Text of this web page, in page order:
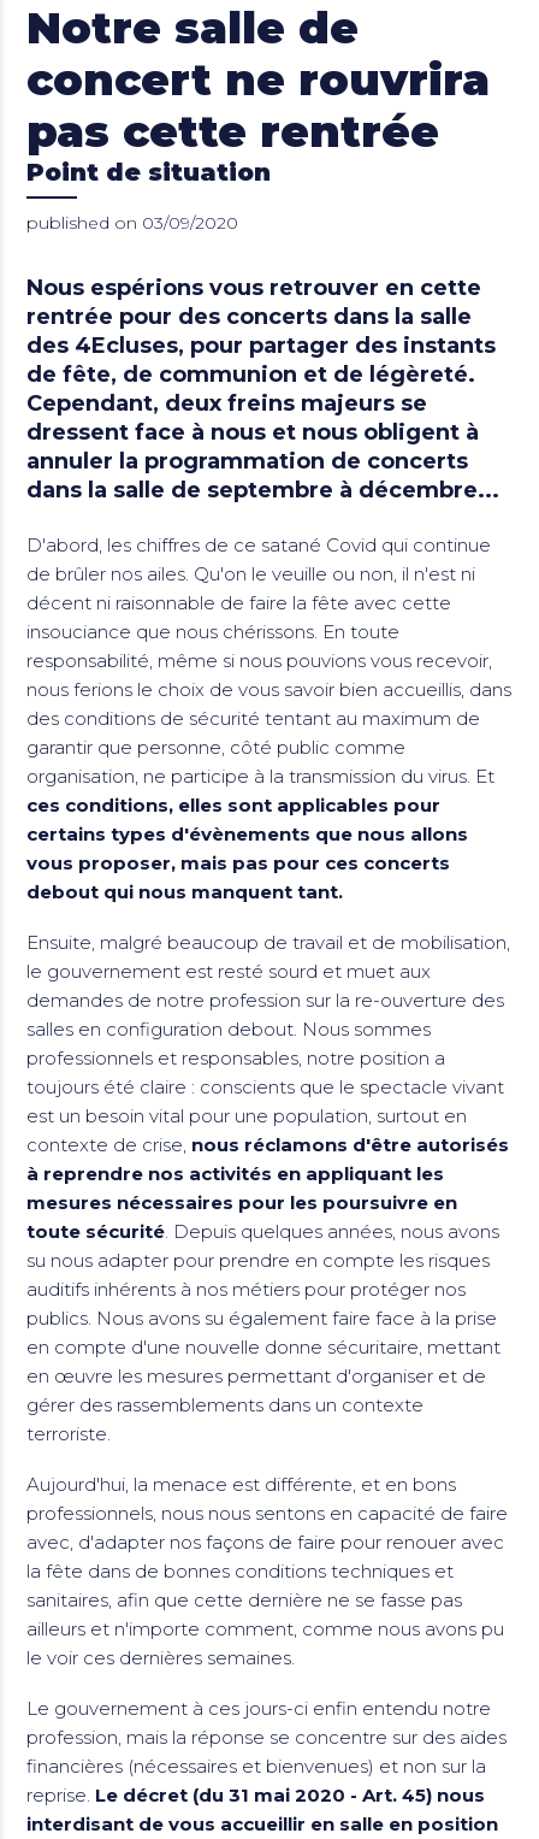
Notre salle de
concert ne rouvrira
pas cette rentrée
Point de situation
published on 03/09/2020
Nous espérions vous retrouver en cette
rentrée pour des concerts dans la salle
des 4Ecluses, pour partager des instants
de fête, de communion et de légèreté.
Cependant, deux freins majeurs se
dressent face à nous et nous obligent à
annuler la programmation de concerts
dans la salle de septembre à décembre...
D'abord, les chiffres de ce satané Covid qui continue
de brûler nos ailes. Qu'on le veuille ou non, il n'est ni
décent ni raisonnable de faire la fête avec cette
insouciance que nous chérissons. En toute
responsabilité, même si nous pouvions vous recevoir,
nous ferions le choix de vous savoir bien accueillis, dans
des conditions de sécurité tentant au maximum de
garantir que personne, côté public comme
organisation, ne participe à la transmission du virus. Et
ces conditions, elles sont applicables pour
certains types d'évènements que nous allons
vous proposer, mais pas pour ces concerts
debout qui nous manquent tant.
Ensuite, malgré beaucoup de travail et de mobilisation,
le gouvernement est resté sourd et muet aux
demandes de notre profession sur la re-ouverture des
salles en configuration debout. Nous sommes
professionnels et responsables, notre position a
toujours été claire : conscients que le spectacle vivant
est un besoin vital pour une population, surtout en
contexte de crise, nous réclamons d'être autorisés
à reprendre nos activités en appliquant les
mesures nécessaires pour les poursuivre en
toute sécurité. Depuis quelques années, nous avons
su nous adapter pour prendre en compte les risques
auditifs inhérents à nos métiers pour protéger nos
publics. Nous avons su également faire face à la prise
en compte d'une nouvelle donne sécuritaire, mettant
en œuvre les mesures permettant d'organiser et de
gérer des rassemblements dans un contexte
terroriste.
Aujourd'hui, la menace est différente, et en bons
professionnels, nous nous sentons en capacité de faire
avec, d'adapter nos façons de faire pour renouer avec
la fête dans de bonnes conditions techniques et
sanitaires, afin que cette dernière ne se fasse pas
ailleurs et n'importe comment, comme nous avons pu
le voir ces dernières semaines.
Le gouvernement à ces jours-ci enfin entendu notre
profession, mais la réponse se concentre sur des aides
financières (nécessaires et bienvenues) et non sur la
reprise. Le décret (du 31 mai 2020 - Art. 45) nous
interdisant de vous accueillir en salle en position